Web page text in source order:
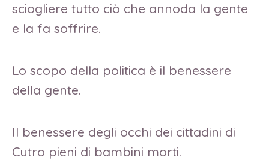
sciogliere tutto ciò che annoda la gente
e la fa soffrire.
Lo scopo della politica è il benessere
della gente.
Il benessere degli occhi dei cittadini di
Cutro pieni di bambini morti.